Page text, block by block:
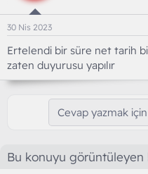
30 Nis 2023
Ertelendi bir süre net tarih
zaten duyurusu yapılır
Cevap yazmak
Bu konuyu görüntüleyen